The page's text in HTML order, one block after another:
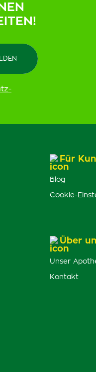
Für
Blog
Cookie-
Über
Unser
Kontakt